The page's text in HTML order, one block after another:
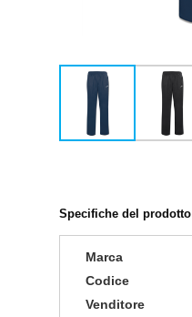
Specifiche del prodotto
Marca
Codice
Venditore